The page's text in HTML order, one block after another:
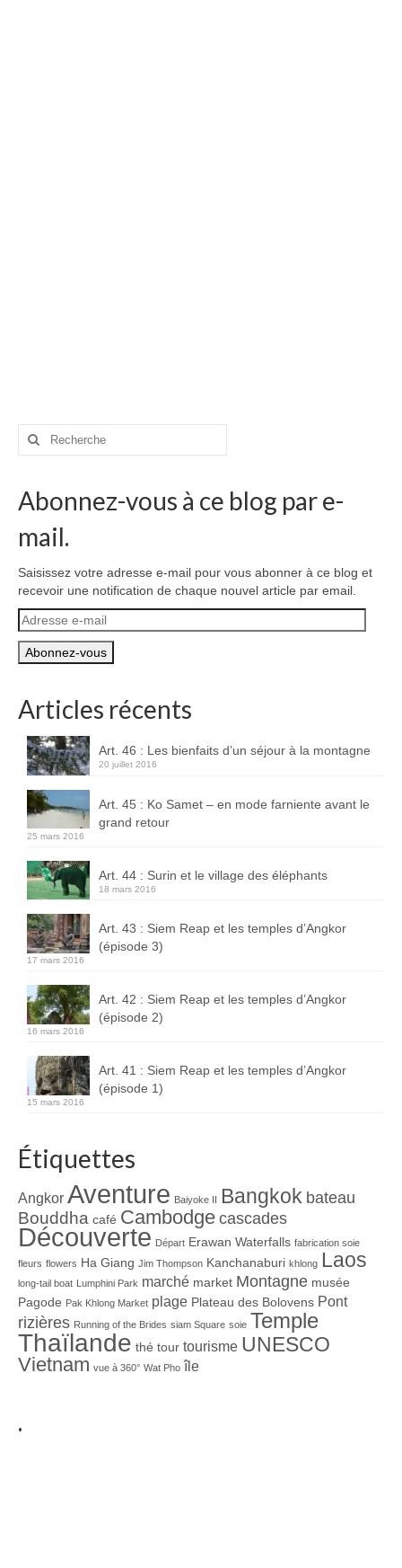
Rechercher
Abonnez-vous à ce blog par e-
mail.
Saisissez votre adresse e-mail pour vous abonner à ce blog et
recevoir une notification de chaque nouvel article par email.
Adresse
e-
mail
Articles récents
Art. 46 : Les bienfaits d’un séjour à la montagne
20 juillet 2016
Art. 45 : Ko Samet – en mode farniente avant le
grand retour
25 mars 2016
Art. 44 : Surin et le village des éléphants
18 mars 2016
Art. 43 : Siem Reap et les temples d’Angkor
(épisode 3)
17 mars 2016
Art. 42 : Siem Reap et les temples d’Angkor
(épisode 2)
16 mars 2016
Art. 41 : Siem Reap et les temples d’Angkor
(épisode 1)
15 mars 2016
Étiquettes
Angkor Aventure Baiyoke II Bangkok bateau
Bouddha café Cambodge cascades
Découverte Départ Erawan Waterfalls fabrication soie
fleurs flowers Ha Giang Jim Thompson Kanchanaburi khlong Laos
long-tail boat Lumphini Park marché market Montagne musée
Pagode Pak Khlong Market plage Plateau des Bolovens Pont
rizières Running of the Brides siam Square soie Temple
Thaïlande thé tour tourisme UNESCO
Vietnam vue à 360° Wat Pho île
.